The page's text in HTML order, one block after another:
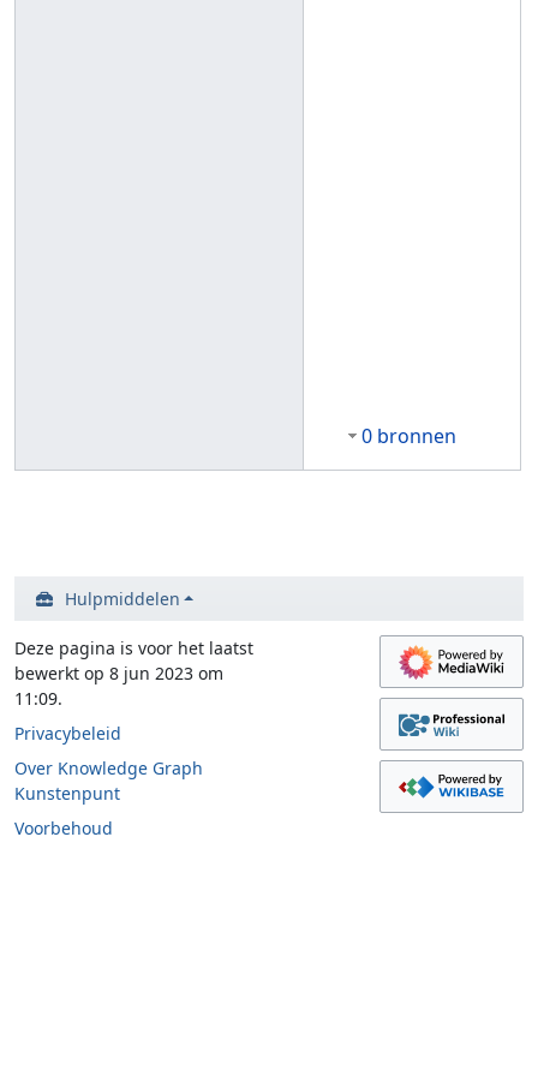
0 bronnen
Hulpmiddelen
Deze pagina is voor het laatst
bewerkt op 8 jun 2023 om
11:09.
Privacybeleid
Over Knowledge Graph
Kunstenpunt
Voorbehoud